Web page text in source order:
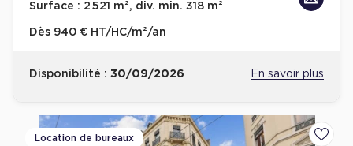
Surface : 2 521 m², div. min. 318 m²
Dès 940 € HT/HC/m²/an
Disponibilité : 30/09/2026 En savoir plus
Location de bureaux